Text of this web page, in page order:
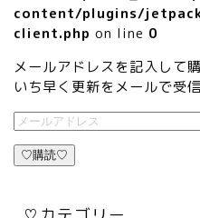
content/plugins/
client.php on line 0
メールアドレスを記入して
いち早く更新をメールで受
♡購読♡